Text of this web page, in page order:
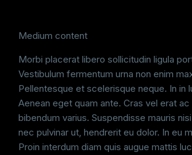
Medium content
Morbi placerat libero sollicitudin ligula
Vestibulum fermentum urna non enim
Pellentesque et scelerisque neque. In in
Aenean eget quam ante. Cras vel erat
bibendum varius. Suspendisse mauris
nec pulvinar ut, hendrerit eu dolor. In eu
Proin interdum diam quis augue mattis